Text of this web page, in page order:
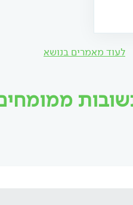
לעוד מאמרים בנושא
ממומחים